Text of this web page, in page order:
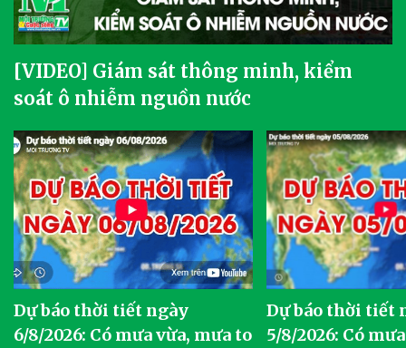
[VIDEO] Giám sát thông minh, kiểm
soát ô nhiễm nguồn nước
Dự báo thời tiết ngày
6/8/2026: Có mưa vừa, mưa to
Dự báo thời tiết
5/8/2026: Có